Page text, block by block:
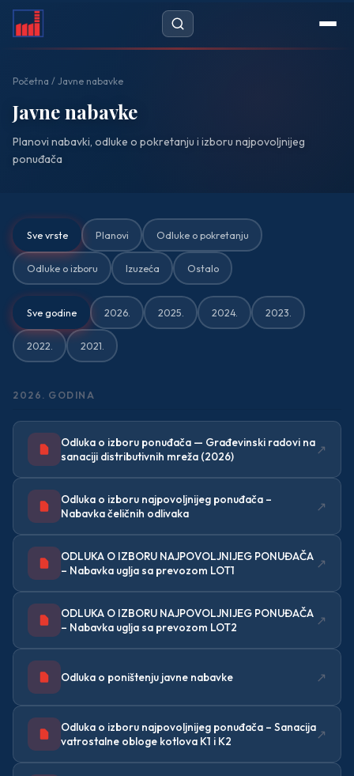
Javne nabavke
— Propisi
— Zahtjevi
O NAMA
— Historijat
— Djelatnosti
— Standardi
Korisnički servis
Kontakt
Početna / Javne nabavke
Javne nabavke
Planovi nabavki, odluke o pokretanju i izboru najpovoljnijeg
ponuđača
Sve vrste Planovi Odluke o pokretanju
Odluke o izboru Izuzeća Ostalo
Sve godine 2026. 2025. 2024. 2023.
2022. 2021.
2026. GODINA
Odluka o izboru ponuđača — Građevinski radovi na
sanaciji distributivnih mreža (2026)
↗
Odluka o izboru najpovoljnijeg ponuđača –
Nabavka čeličnih odlivaka
↗
ODLUKA O IZBORU NAJPOVOLJNIJEG PONUĐAČA
– Nabavka uglja sa prevozom LOT1
↗
ODLUKA O IZBORU NAJPOVOLJNIJEG PONUĐAČA
– Nabavka uglja sa prevozom LOT2
↗
Odluka o poništenju javne nabavke ↗
Odluka o izboru najpovoljnijeg ponuđača – Sanacija
vatrostalne obloge kotlova K1 i K2
↗